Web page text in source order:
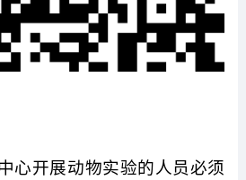
心开展动物实验的人员必须